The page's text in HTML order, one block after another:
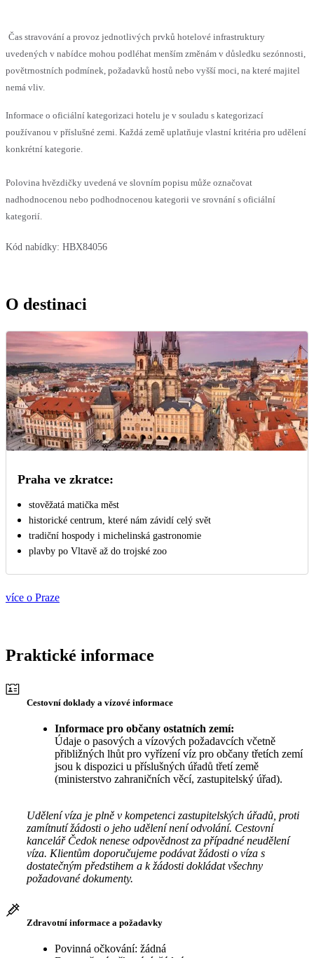
Čas stravování a provoz jednotlivých prvků hotelové infrastruktury
uvedených v nabídce mohou podléhat menším změnám v důsledku sezónnosti,
povětrnostních podmínek, požadavků hostů nebo vyšší moci, na které majitel
nemá vliv.
Informace o oficiální kategorizaci hotelu je v souladu s kategorizací
používanou v příslušné zemi. Každá země uplatňuje vlastní kritéria pro udělení
konkrétní kategorie.
Polovina hvězdičky uvedená ve slovním popisu může označovat
nadhodnocenou nebo podhodnocenou kategorii ve srovnání s oficiální
kategorií.
Kód nabídky: HBX84056
O destinaci
Praha ve zkratce:
stověžatá matička měst
historické centrum, které nám závidí celý svět
tradiční hospody i michelinská gastronomie
plavby po Vltavě až do trojské zoo
více o Praze
Praktické informace
Cestovní doklady a vízové informace
Informace pro občany ostatních zemí:
Údaje o pasových a vízových požadavcích včetně
přibližných lhůt pro vyřízení víz pro občany třetích zemí
jsou k dispozici u příslušných úřadů třetí země
(ministerstvo zahraničních věcí, zastupitelský úřad).
Udělení víza je plně v kompetenci zastupitelských úřadů, proti
zamítnutí žádosti o jeho udělení není odvolání. Cestovní
kancelář Čedok nenese odpovědnost za případné neudělení
víza. Klientům doporučujeme podávat žádosti o víza s
dostatečným předstihem a k žádosti dokládat všechny
požadované dokumenty.
Zdravotní informace a požadavky
Povinná očkování: žádná